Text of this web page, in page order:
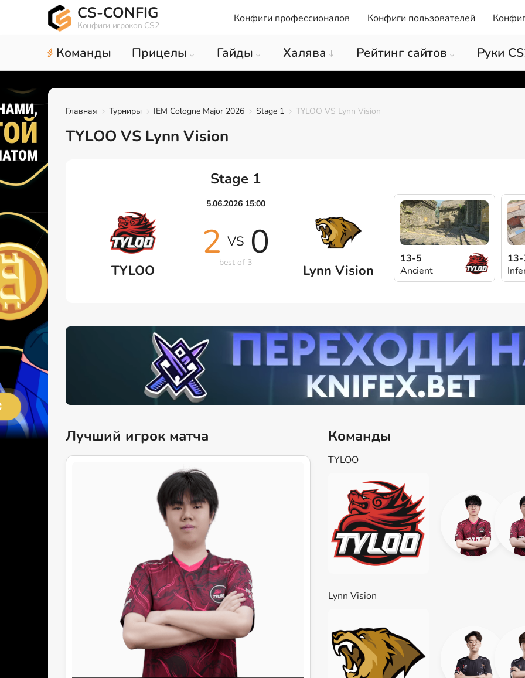
CS-CONFIG
Конфиги игроков CS2
Конфиги профессионалов Конфиги пользователей
Команды Прицелы Гайды Халява Рейтинг сайтов Руки
Главная Турниры IEM Cologne Major 2026 Stage 1 TYLOO VS Lynn Vision
TYLOO VS Lynn Vision
Stage 1
5.06.2026 15:00
TYLOO
2 VS 0
best of 3 Lynn Vision
13-5
Ancient
Лучший игрок матча Команды
TYLOO
Lynn Vision